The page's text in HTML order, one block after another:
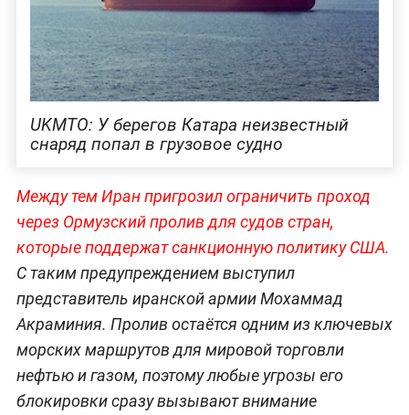
UKMTO: У берегов Катара неизвестный
снаряд попал в грузовое судно
Между тем Иран пригрозил ограничить проход
через Ормузский пролив для судов стран,
которые поддержат санкционную политику США.
С таким предупреждением выступил
представитель иранской армии Мохаммад
Акраминия. Пролив остаётся одним из ключевых
морских маршрутов для мировой торговли
нефтью и газом, поэтому любые угрозы его
блокировки сразу вызывают внимание